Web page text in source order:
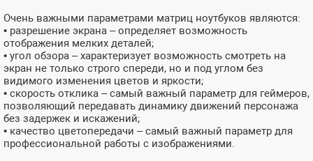
Очень важными параметрами матриц ноутбуков являются:
• разрешение экрана – определяет возможность
отображения мелких деталей;
• угол обзора – характеризует возможность смотреть на
экран не только строго спереди, но и под углом без
видимого изменения цветов и яркости;
• скорость отклика – самый важный параметр для геймеров,
позволяющий передавать динамику движений персонажа
без задержек и искажений;
• качество цветопередачи – самый важный параметр для
профессиональной работы с изображениями.